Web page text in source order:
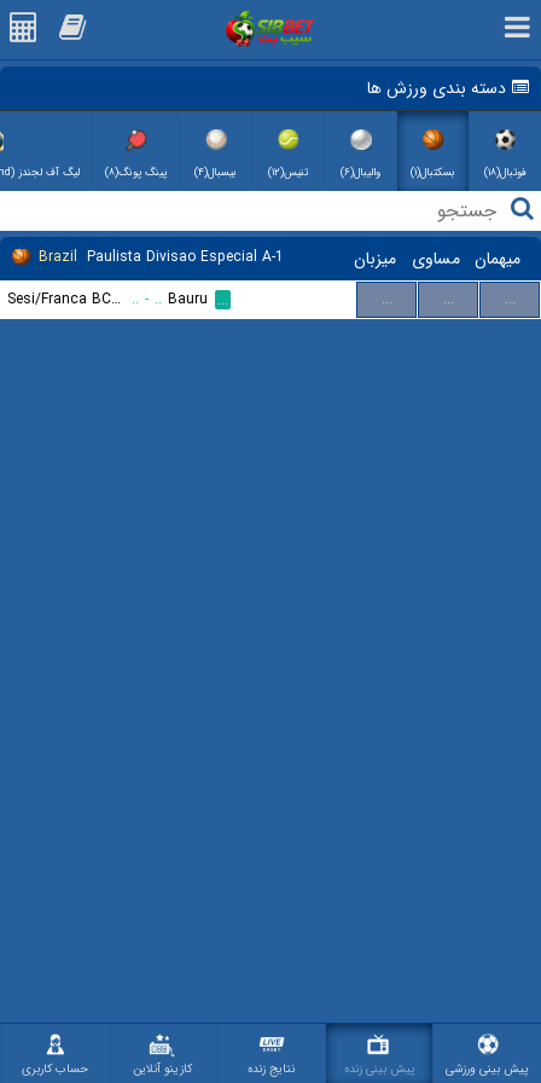
دسته بندی ورزش ها
فوتبال(۱۸) بسکتبال(۱) والیبال(۶) تنیس(۱۲) بیسبال(۴) پینگ پونگ(۸) لیگ آف لجندز (League of Legend)(۲)
Brazil Paulista Divisao Especial A-1 میزبان مساوی میهمان
Sesi/Franca BC SP .. - .. Bauru ... ... ... ...
پیش بینی ورزشی پیش بینی زنده نتایج زنده کازینو آنلاین حساب کاربری